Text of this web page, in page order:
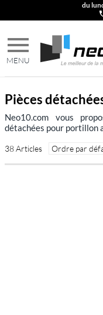
du
Pièces
Neo10.com vous
détachées pour portillon
38 Articles